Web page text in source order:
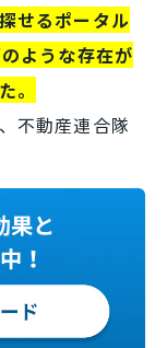
せるポータル
ような存在が
。
不動産連合隊